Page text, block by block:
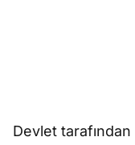
Devlet tarafından